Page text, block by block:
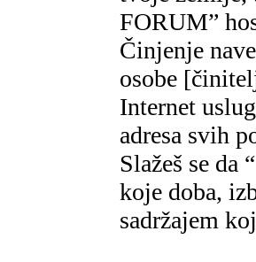
FORUM”
Činjenje
osobe
Internet
adresa svih
Slažeš se
koje doba,
sadržajem